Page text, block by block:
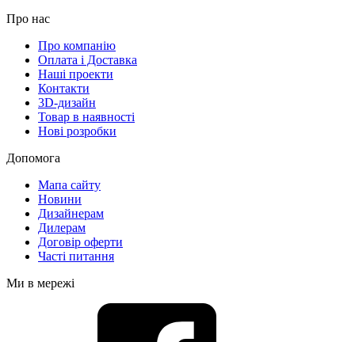
Про нас
Про компанію
Оплата і Доставка
Наші проекти
Контакти
3D-дизайн
Товар в наявності
Нові розробки
Допомога
Мапа сайту
Новини
Дизайнерам
Дилерам
Договір оферти
Часті питання
Ми в мережі